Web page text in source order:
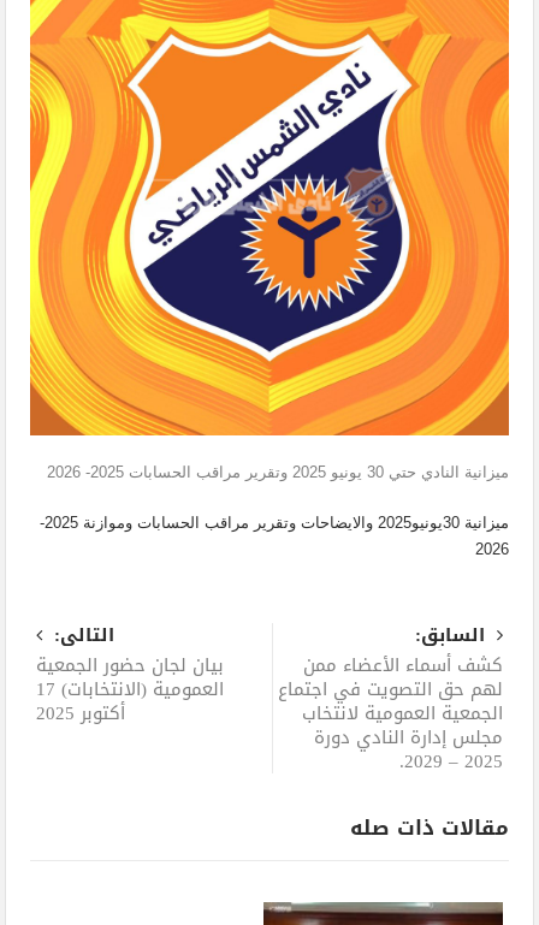
ميزانية النادي حتي 30 يونيو 2025 وتقرير مراقب الحسابات 2025- 2026
ميزانية 30يونيو2025 والايضاحات وتقرير مراقب الحسابات وموازنة 2025-
2026
السابق:
كشف أسماء الأعضاء ممن
لهم حق التصويت في اجتماع
الجمعية العمومية لانتخاب
مجلس إدارة النادي دورة
2025 – 2029.
التالى:
بيان لجان حضور الجمعية
العمومية (الانتخابات) 17
أكتوبر 2025
مقالات ذات صله